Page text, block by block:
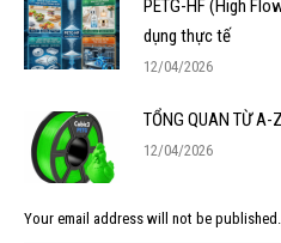
PETG-HF (High
dụng thực tế
12/04/2026
TỔNG QUAN TỪ A-
12/04/2026
Your email address will not be